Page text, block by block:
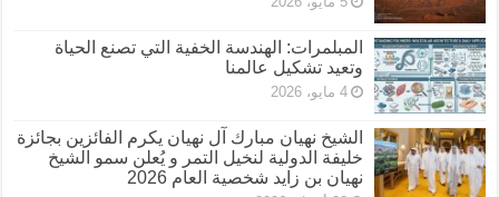
المبلمرات: الهندسة الخفية التي تصنع الحياة
وتعيد تشكيل عالمنا
4 مايو، 2026
الشيخ نهيان مبارك آل نهيان يكرم الفائزين بجائزة
خليفة الدولية لنخيل التمر و يُعلن سمو الشيخ
نهيان بن زايد شخصية العام 2026